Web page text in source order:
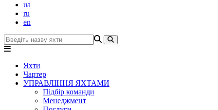
ua
ru
en
Яхти
Чартер
УПРАВЛІННЯ ЯХТАМИ
Підбір команди
Менеджмент